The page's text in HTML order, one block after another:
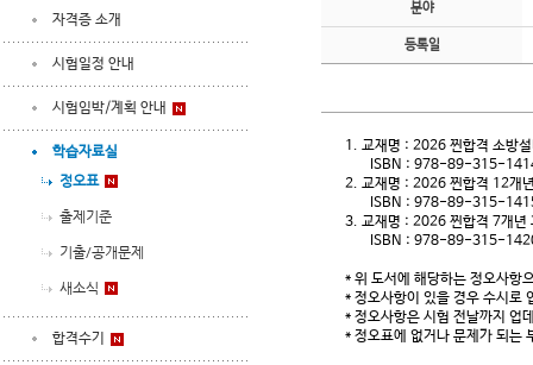
자격증 소개
시험일정 안내
시험임박/계획 안내
학습자료실
정오표
출제기준
기출/공개문제
새소식
합격수기
분야
등록일
1. 교재명 : 2026 찐합격 소방
ISBN : 978-89-315-
2. 교재명 : 2026 찐합격 12개
ISBN : 978-89-315-
3. 교재명 : 2026 찐합격 7개
ISBN : 978-89-315-
* 위 도서에 해당하는 정오사항
* 정오사항이 있을 경우 수시로
* 정오사항은 시험 전날까지 업
* 정오표에 없거나 문제가 되는